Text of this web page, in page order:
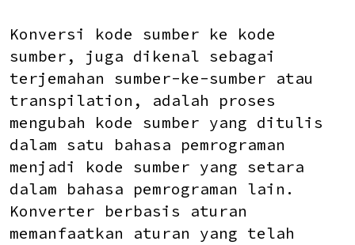
Konversi kode sumber ke kode
sumber , juga dikenal sebagai
terjemahan sumber-ke-sumber atau
transpilation, adalah proses
mengubah kode sumber yang ditulis
dalam satu bahasa pemrograman
menjadi kode sumber yang setara
dalam bahasa pemrograman lain.
Konverter berbasis aturan
memanfaatkan aturan yang telah